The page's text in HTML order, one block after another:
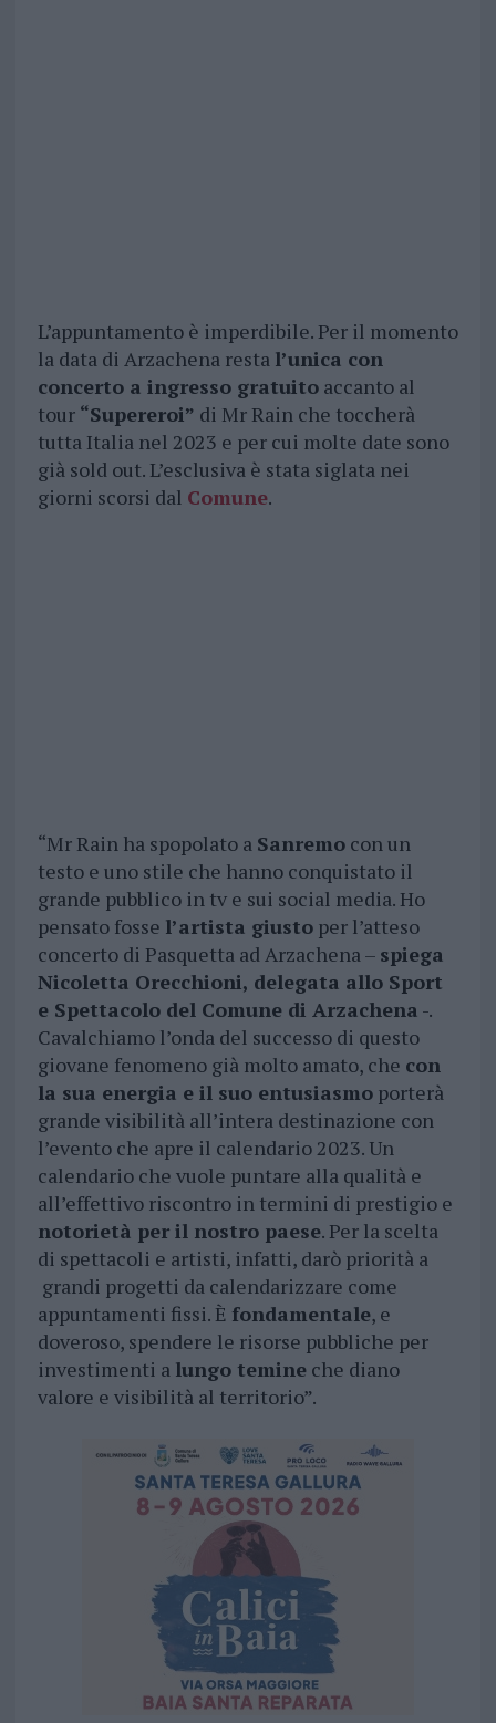
L’appuntamento è imperdibile. Per il momento
la data di Arzachena resta l’unica con
concerto a ingresso gratuitoaccanto al
tour “Supereroi” di Mr Rain che toccherà
tutta Italia nel 2023 e per cui molte date sono
già sold out. L’esclusiva è stata siglata nei
giorni scorsi dal Comune.
“Mr Rain ha spopolato a Sanremocon un
testo e uno stile che hanno conquistato il
grande pubblico in tv e sui social media. Ho
pensato fosse l’artista giustoper l’atteso
concerto di Pasquetta ad Arzachena – spiega
Nicoletta Orecchioni, delegata allo Sport
e Spettacolo del Comune di Arzachena -.
Cavalchiamo l’onda del successo di questo
giovane fenomeno già molto amato, che con
la sua energia e il suo entusiasmoporterà
grande visibilità all’intera destinazione con
l’evento che apre il calendario 2023. Un
calendario che vuole puntare alla qualità e
all’effettivo riscontro in termini di prestigio e
notorietà per il nostro paese. Per la scelta
di spettacoli e artisti, infatti, darò priorità a
grandi progetti da calendarizzare come
appuntamenti fissi. È fondamentale, e
doveroso, spendere le risorse pubbliche per
investimenti a lungo temineche diano
valore e visibilità al territorio”.